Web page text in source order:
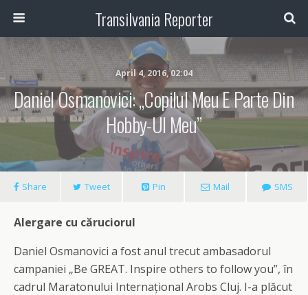
Transilvania Reporter
April 4, 2016, 02:04
Daniel Osmanovici: „Copilul Meu E Parte Din
Hobby-Ul Meu”
Share Tweet Pin Mail SMS
Alergare cu căruciorul
Daniel Osmanovici a fost anul trecut ambasadorul
campaniei „Be GREAT. Inspire others to follow you”, în
cadrul Maratonului Internațional Arobs Cluj. I-a plăcut